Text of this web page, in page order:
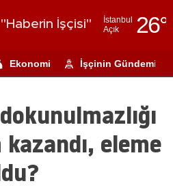
"Haberin İşçisi"
İstanbul
Açık
26°
Adıyaman
Ağrı
Amasya
Ekonomi İşçinin Gündemi
eleme